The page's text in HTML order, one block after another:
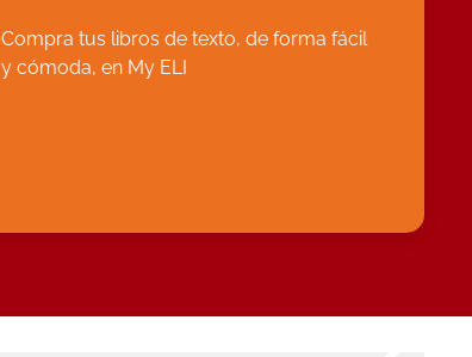
Compra tus libros de texto, de forma fácil
y cómoda, en My ELI